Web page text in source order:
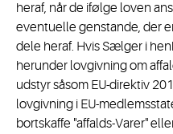
heraf, når de ifølge loven
eventuelle genstande, der
dele heraf. Hvis Sælger i
herunder lovgivning om
udstyr såsom EU-direktiv
lovgivning i EU-
bortskaffe "affalds-Varer"